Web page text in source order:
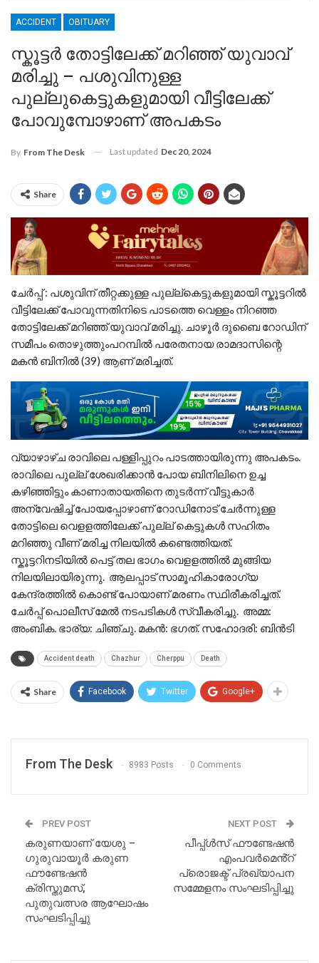
ACCIDENT OBITUARY
സ്കൂട്ടർ തോട്ടിലേക്ക് മറിഞ്ഞ് യുവാവ്
മരിച്ചു – പശുവിനുള്ള
പുല്ലുകെട്ടുകളുമായി വീട്ടിലേക്ക്
പോവുമ്പോഴാണ് അപകടം
By From The Desk Last updated Dec 20, 2024
Share
ചേർപ്പ് : പശുവിന് തീറ്റക്കുള്ള പുല്ല്കെട്ടുകളുമായി സ്കൂട്ടറിൽ
വീട്ടിലേക്ക് പോവുന്നതിനിടെ പാടത്തെ വെള്ളം നിറഞ്ഞ
തോട്ടിലേക്ക് മറിഞ്ഞ് യുവാവ് മരിച്ചു. ചാഴൂർ ദുബൈ റോഡിന്
സമീപം തൊഴുത്തുംപറമ്പിൽ പരേതനായ രാമദാസിന്റെ
മകൻ ബിനിൽ (39) ആണ് മരിച്ചത്.
വ്യാഴാഴ്ച രാവിലെ പള്ളിപ്പുറം പാടത്തായിരുന്നു അപകടം.
രാവിലെ പുല്ല് ശേഖരിക്കാൻ പോയ ബിനിലിനെ ഉച്ച
കഴിഞ്ഞിട്ടും കാണാതായതിനെ തുടർന്ന് വീട്ടുകാർ
അന്വേഷിച്ച് പോയപ്പോഴാണ് റോഡിനോട് ചേർന്നുള്ള
തോട്ടിലെ വെളളത്തിലേക്ക് പുല്ല് കെട്ടുകൾ സഹിതം
മറിഞ്ഞു വീണ് മരിച്ച നിലയിൽ കണ്ടെത്തിയത്.
സ്കൂട്ടറിനടിയിൽ പെട്ട് തല ഭാഗം വെളളത്തിൽ മുങ്ങിയ
നിലയിലായിരുന്നു. ആലപ്പാട് സാമൂഹികാരോഗ്യ
കേന്ദ്രത്തിൽ കൊണ്ട് പോയാണ് മരണം സ്ഥിരീകരിച്ചത്.
ചേർപ്പ് പൊലീസ് മേൽ നടപടികൾ സ്വീകരിച്ചു. അമ്മ:
അംബിക. ഭാര്യ: ചിഞ്ചു. മകൻ: ഭഗത്. സഹോദരി: ബിൻടി
Accident death Chazhur Cherppu Death
Share Facebook Twitter Google+
From The Desk 8983 Posts 0 Comments
PREV POST
കരുണയാണ് യേശു –
ഗുരുവായൂർ കരുണ
ഫൗണ്ടേഷൻ
ക്രിസ്തുമസ്,
പുതുവത്സര ആഘോഷം
സംഘടിപ്പിച്ചു
NEXT POST
പീപ്പ്ൾസ് ഫൗണ്ടേഷൻ
എംപവർമെൻ്റ്
പ്രൊജക്ട് പ്രഖ്യാപന
സമ്മേളനം സംഘടിപ്പിച്ചു